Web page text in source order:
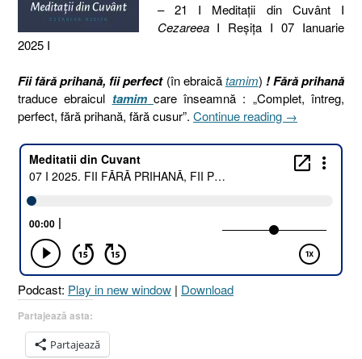
– 21 I Meditaţii din Cuvânt I
CezareeaI Reşiţa I 07 Ianuarie
2025 I
Fii fără prihană, fii perfect (în ebraicătamim) !Fără prihană
traduce ebraicul tamim care înseamnă : „Complet, întreg,
perfect, fără prihană, fără cusur”. Continue reading „07
2025.
FII
(ebraicul
tamim)
→
Podcast: Play in new window | Download
Partajează asta:
Partajează